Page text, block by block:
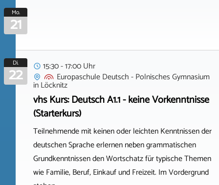
Mo.
21
Di.
22
15:30 - 17:00 Uhr
Europaschule Deutsch - Polnisches Gymnasium
inLöcknitz
vhs Kurs: Deutsch A1.1 - keine Vorkenntnisse
(Starterkurs)
Teilnehmende mit keinen oder leichten Kenntnissen der
deutschen Sprache erlernen neben grammatischen
Grundkenntnissen den Wortschatz für typische Themen
wie Familie, Beruf, Einkauf und Freizeit. Im Vordergrund